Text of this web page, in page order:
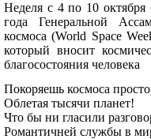
Неделя с 4 по 10 октября
года Генеральной
космоса (World Space
который вносит
благосостояния человека
Покоряешь космоса
Облетая тысячи планет!
Что бы ни гласили
Романтичней службы в